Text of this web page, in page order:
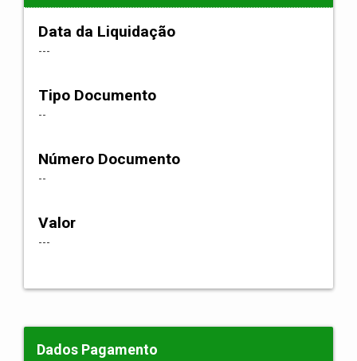
Data da Liquidação
---
Tipo Documento
--
Número Documento
--
Valor
---
Dados Pagamento